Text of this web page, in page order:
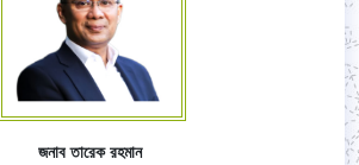
জনাব তারেক রহমান